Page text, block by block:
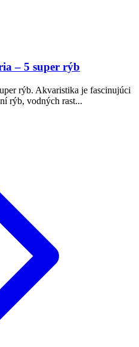
– 5 super rýb
rýb. Akvaristika je fascinujúci
rýb, vodných rast...